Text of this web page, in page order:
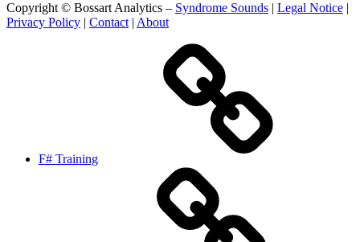
Copyright © Bossart Analytics – Syndrome Sounds | Legal Notice |
Privacy Policy | Contact | About
F# Training